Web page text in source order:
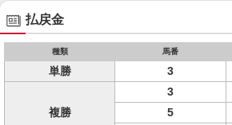
払戻金
種類 馬番
単勝 3
複勝
3
5